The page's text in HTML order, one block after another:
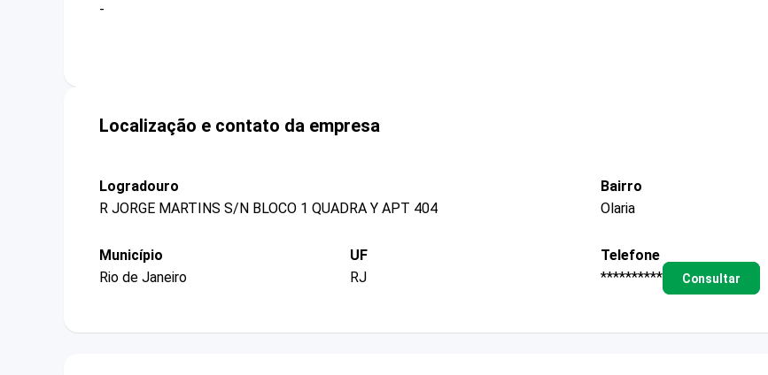
-
Localização e contato da empresa
Logradouro
R JORGE MARTINS S/N BLOCO 1 QUADRA Y APT 404
Bairro
Olaria
Município
Rio de Janeiro
UF
RJ
Telefone
**********
Consultar